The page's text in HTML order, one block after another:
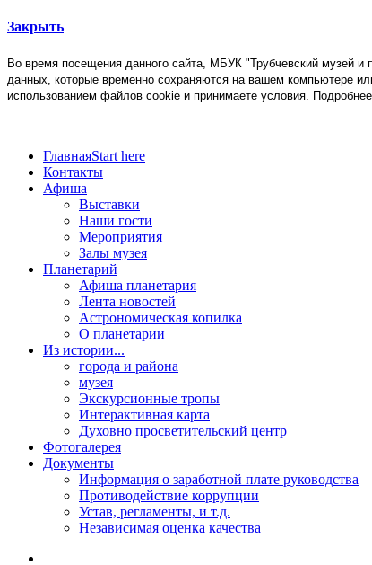
Закрыть
Во время посещения данного сайта, МБУК "Трубчевский музей
данных, которые временно сохраняются на вашем компьютере
использованием файлов cookie и принимаете условия. Подробнее
ГлавнаяStart here
Контакты
Афиша
Выставки
Наши гости
Мероприятия
Залы музея
Планетарий
Афиша планетария
Лента новостей
Астрономическая копилка
О планетарии
Из истории...
города и района
музея
Экскурсионные тропы
Интерактивная карта
Духовно просветительский центр
Фотогалерея
Документы
Информация о заработной плате руководства
Противодействие коррупции
Устав, регламенты, и т.д.
Независимая оценка качества